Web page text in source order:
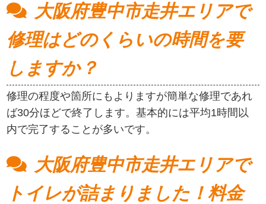
大阪府豊中市走井エリアで
修理はどのくらいの時間を要
しますか？
修理の程度や箇所にもよりますが簡単な修理であれ
ば30分ほどで終了します。基本的には平均1時間以
内で完了することが多いです。
大阪府豊中市走井エリアで
トイレが詰まりました！料金